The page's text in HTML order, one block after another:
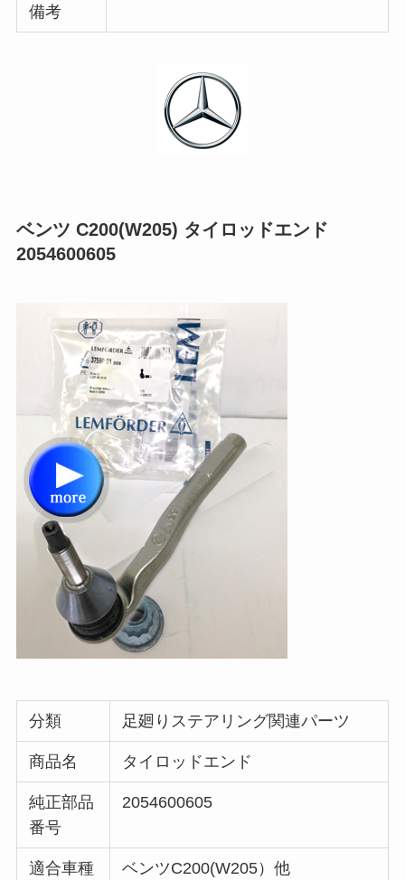
備考
ベンツ C200(W205) タイロッドエンド
2054600605
分類 足廻りステアリング関連パーツ
商品名 タイロッドエンド
純正部品
番号
2054600605
適合車種 ベンツC200(W205）他